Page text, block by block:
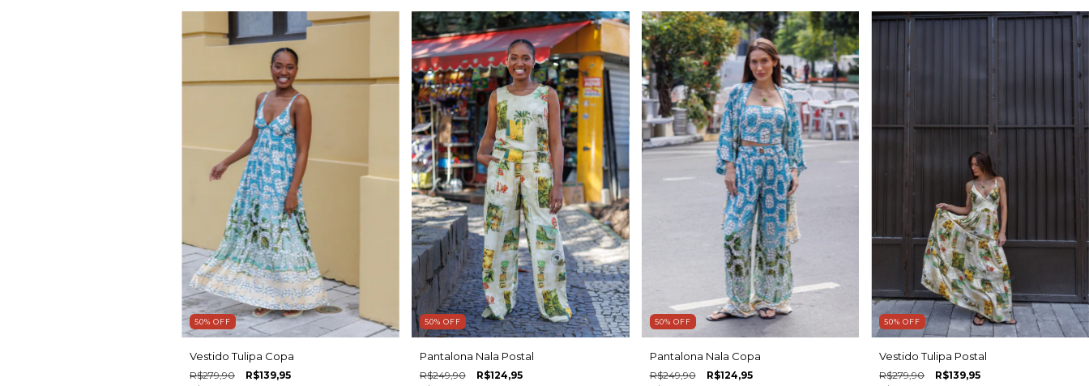
50% OFF
Vestido Tulipa Copa
R$279,90 R$139,95
50% OFF
Pantalona Nala Postal
R$249,90 R$124,95
50% OFF
Pantalona Nala Copa
R$249,90 R$124,95
50%OFF
Vestido Tulipa Postal
R$279,90 R$139,95